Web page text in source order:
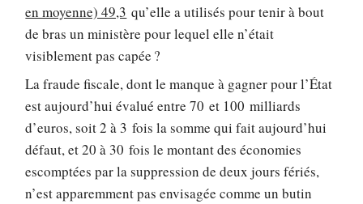
en moyenne) 49,3 qu’elle a utilisés pour tenir à bout
de bras un ministère pour lequel elle n’était
visiblement pas capée ?
La fraude fiscale, dont le manque à gagner pour l’État
est aujourd’hui évalué entre 70 et 100 milliards
d’euros, soit 2 à 3 fois la somme qui fait aujourd’hui
défaut, et 20 à 30 fois le montant des économies
escomptées par la suppression de deux jours fériés,
n’est apparemment pas envisagée comme un butin